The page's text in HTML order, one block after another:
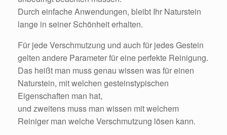
Durch einfache Anwendungen, bleibt Ihr Naturstein
lange in seiner Schönheit erhalten.
Für jede Verschmutzung und auch für jedes Gestein
gelten andere Parameter für eine perfekte Reinigung.
Das heißt man muss genau wissen was für einen
Naturstein, mit welchen gesteinstypischen
Eigenschaften man hat,
und zweitens muss man wissen mit welchem
Reiniger man welche Verschmutzung lösen kann.